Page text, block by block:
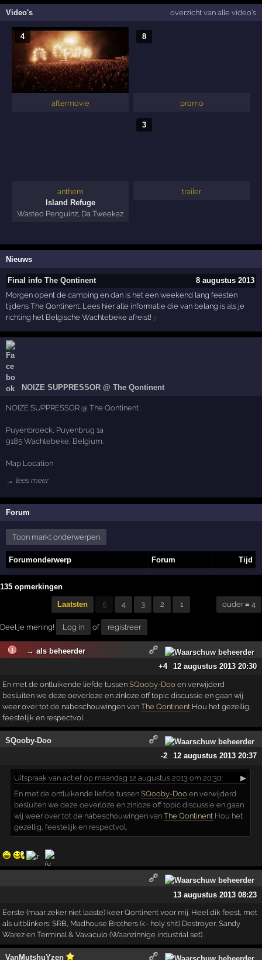
Video's overzicht van alle video's
aftermovie
4
promo
8
anthem
Island Refuge
Wasted Penguinz Da Tweekaz
trailer
3
Nieuws
Final info The Qontinent
8 augustus 2013
Morgen opent de camping en dan is het een weekend lang feesten
tijdens The Qontinent. Lees hier alle informatie die van belang is als je
richting het Belgische Wachtebeke afreist! 3
NOIZE SUPPRESSOR @ The Qontinent
NOIZE SUPPRESSOR @ The Qontinent
Puyenbroeck, Puyenbrug 1a
9185 Wachtebeke, Belgium.
Map Location
→ lees meer
Forum
Toon markt onderwerpen
Forumonderwerp Forum Tijd
135 opmerkingen
Laatsten 5 4 3 2 1 ouder ≡ 4
Deel je mening! Log in of registreer
→ als beheerder
+4
12 augustus 2013 20:30
En met de ontluikende liefde tussen SQooby-Dooen verwijderd
besluiten we deze oeverloze en zinloze off topic discussie en gaan wij
weer over tot de nabeschouwingen van The QontinentHou het gezellig,
feestelijk en respectvol.
SQooby-Doo
-2
12 augustus 2013 20:37
Uitspraak van actief op maandag 12 augustus 2013 om 20:30:
▶
En met de ontluikende liefde tussenSQooby-Doo en verwijderd
besluiten we deze oeverloze en zinloze off topic discussie en gaan
wij weer over tot de nabeschouwingen vanThe Qontinent Hou het
gezellig, feestelijk en respectvol.
13 augustus 2013 08:23
Eerste (maar zeker niet laaste) keer Qontinent voor mij. Heel dik feest, met
als uitblinkers: SRB, Madhouse Brothers (<- holy shit) Destroyer, Sandy
Warez en Terminal & Vavaculo (Waanzinnige industrial set).
VanMutshuYzen